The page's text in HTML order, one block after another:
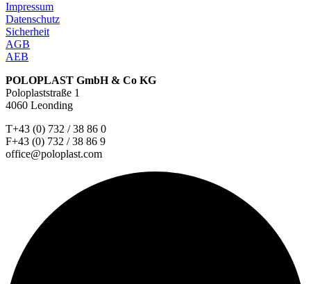
Impressum
Datenschutz
Sicherheit
AGB
AEB
POLOPLAST GmbH & Co KG
Poloplaststraße 1
4060 Leonding
T+43 (0) 732 / 38 86 0
F+43 (0) 732 / 38 86 9
office@poloplast.com